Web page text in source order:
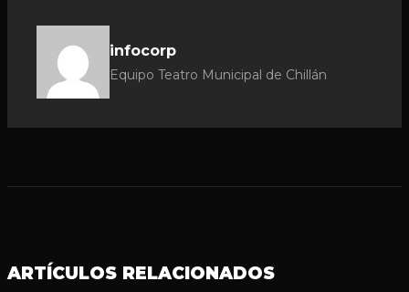
infocorp
Equipo Teatro Municipal de Chillán
ARTÍCULOS RELACIONADOS